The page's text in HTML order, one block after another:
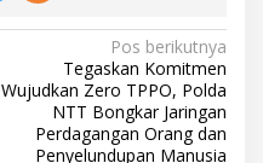
Pos berikutnya
Tegaskan Komitmen
Wujudkan Zero TPPO, Polda
NTT Bongkar Jaringan
Perdagangan Orang dan
Penyelundupan Manusia